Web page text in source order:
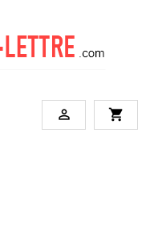
 shopping_cart